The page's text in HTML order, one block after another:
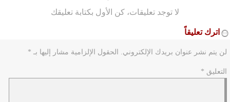
لا توجد تعليقات، كن الأول بكتابة تعليقك
اترك تعليقاً
لن يتم نشر عنوان بريدك الإلكتروني. الحقول الإلزامية مشار إليها بـ *
التعليق *